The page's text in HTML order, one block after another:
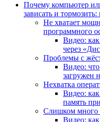
Почему компьютер
зависать и
Не хватает
программного
Видео:
через
Проблемы с
Видео:
загружен
Нехватка
Видео:
память
Слишком много
Видео: